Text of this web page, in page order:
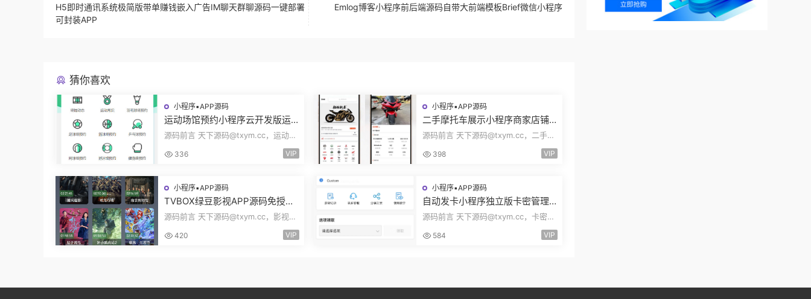
H5即时通讯系统极简版带单赚钱嵌入广告IM聊天群聊源码一键部署
可封装APP
Emlog博客小程序前后端源码自带大前端模板Brief微信小程序
猜你喜欢
小程序▪APP源码
运动场馆预约小程序云开发版运
动常识场馆动态羽毛球健身房乒
乓球预约管理预约凭证源码
源码前言 天下源码@txym.cc，运动场
馆预约小程序，自带详细的安装使用手
册，大小1...
336 VIP
小程序▪APP源码
二手摩托车展示小程序商家店铺
展示车型品牌管理摩托车信息发
布用户交互联系源码
源码前言 天下源码@txym.cc，二手摩
托车展示小程序源码，自带详细的安装
说明，大...
398 VIP
小程序▪APP源码
TVBOX绿豆影视APP源码免授权
二开版UI9影视排行榜TV端手机
端完整版源码追剧影视
源码前言 天下源码@txym.cc，影视源
码绿豆ui9二开版3.1.0，自带简单的安
装说明，...
420 VIP
小程序▪APP源码
自动发卡小程序独立版卡密管理
广告领取口令领取裂变扩展流量
主小程序Custom
源码前言 天下源码@txym.cc，卡密小
程序发卡小程序，口令小程序多功能小
程序，自...
584 VIP